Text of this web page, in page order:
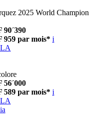
2025 World Champion
959 par mois* i
589 par mois* i